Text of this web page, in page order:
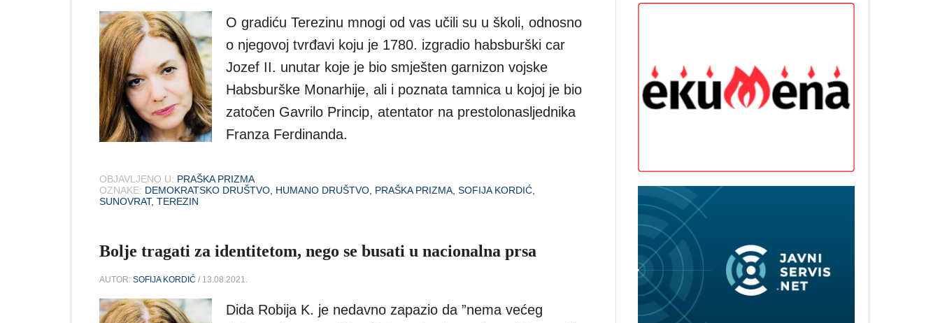
O gradiću Terezinu mnogi od vas učili su u školi, odnosno
o njegovoj tvrđavi koju je 1780. izgradio habsburški car
Jozef II. unutar koje je bio smješten garnizon vojske
Habsburške Monarhije, ali i poznata tamnica u kojoj je bio
zatočen Gavrilo Princip, atentator na prestolonasljednika
Franza Ferdinanda.
OBJAVLJENO U: PRAŠKA PRIZMA
OZNAKE: DEMOKRATSKO DRUŠTVO HUMANO DRUŠTVO PRAŠKA PRIZMA SOFIJA KORDIĆ
SUNOVRAT, TEREZIN
Bolje tragati za identitetom, nego se busati u nacionalna prsa
AUTOR: SOFIJA KORDIĆ / 13.08.2021.
Dida Robija K. je nedavno zapazio da ”nema većeg